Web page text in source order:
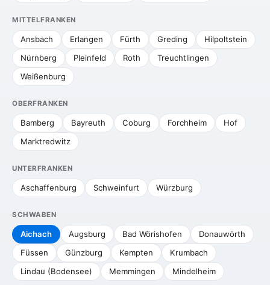
MITTELFRANKEN
Ansbach Erlangen Fürth Greding
Hilpoltstein
Nürnberg
Pleinfeld Roth
Treuchtlingen
Weißenburg
OBERFRANKEN
Bamberg Bayreuth Coburg Forchheim
Hof
Marktredwitz
UNTERFRANKEN
Aschaffenburg Schweinfurt Würzburg
SCHWABEN
Aichach Augsburg Bad Wörishofen
Donauwörth
Füssen
Günzburg Kempten
Krumbach
Lindau (Bodensee)
Memmingen Mindelheim